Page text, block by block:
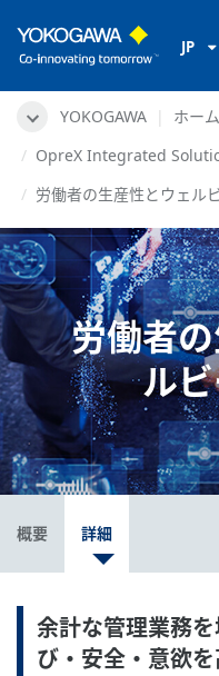
JP
YOKOGAWA ホーム
OpreX Integrated
労働者の生産性とウェル
労働者
ル
概要 詳細
余計な管理業務
び・安全・意欲を